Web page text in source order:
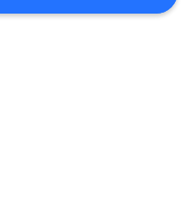
سياسة